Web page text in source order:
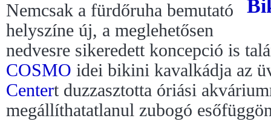
Nemcsak a fürdőruha bemutató
helyszíne új, a meglehetősen
nedvesre sikeredett koncepció is
COSMO idei bikini kavalkádja az
Centert duzzasztotta óriási
megállíthatatlanul zubogó